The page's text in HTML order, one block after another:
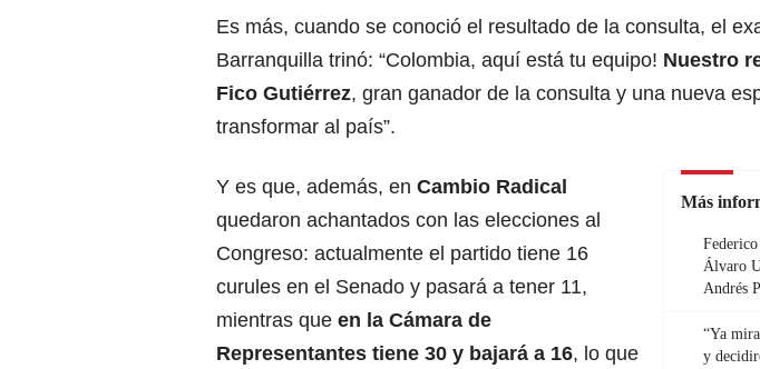
Es más, cuando se conoció el resultado de la consulta, el
Barranquilla trinó: “Colombia, aquí está tu equipo! Nuestro
Fico Gutiérrez, gran ganador de la consulta y una nueva
transformar al país”.
Más
Álvaro
Andrés
“Ya
y
Y es que, además, en Cambio Radical
quedaron achantados con las elecciones al
Congreso: actualmente el partido tiene 16
curules en el Senado y pasará a tener 11,
mientras que en la Cámara de
Representantes tiene 30 y bajará a 16, lo que